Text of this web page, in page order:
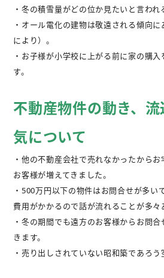
・冬の積雪量がどの位か見たいと言われ
・オール電化の建物は敬遠される傾向
により）。
・お子様が小学校に上がる前に家の購
す。
不動産物件の動き、
気について
・他の不動産会社で売れなかったから
お客様が増えてきました。
・500万円以下の物件はお問合せが多い
費用がかかるので話が流れることが多々
・冬の期間でも遠方のお客様からお問
きます。
・売り出しされていない昭和築であろう